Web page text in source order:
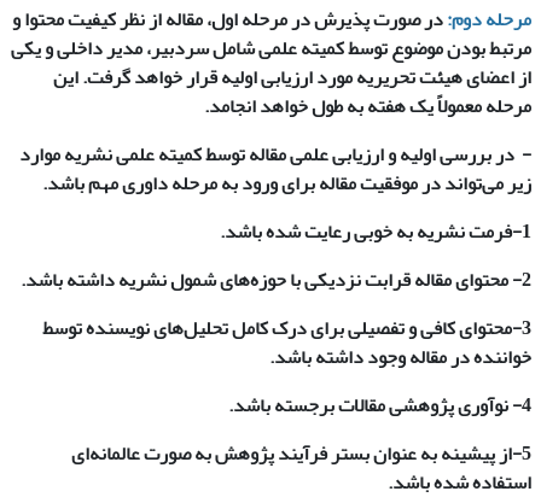
مرحله دوم:در صورت پذیرش در مرحله اول، مقاله از نظر کیفیت محتوا و
مرتبط بودن موضوع توسط کمیته علمی شامل سردبیر، مدیر داخلی و یکی
از اعضای هیئت تحریریه مورد ارزیابی اولیه قرار خواهد گرفت. این
مرحله معمولاً یک هفته به طول خواهد انجامد.
- در بررسی اولیه و ارزیابی علمی مقاله توسط کمیته علمی نشریه موارد
زیر می‌تواند در موفقیت مقاله برای ورود به مرحله داوری مهم باشد.
1-فرمت نشریه به خوبی رعایت شده باشد.
2- محتوای مقاله قرابت نزدیکی با حوزه‌های شمول نشریه داشته باشد.
3-محتوای کافی و تفصیلی برای درک کامل تحلیل‌های نویسنده توسط
خواننده در مقاله وجود داشته باشد.
4- نوآوری پژوهشی مقالات برجسته باشد.
5-از پیشینه به عنوان بستر فرآیند پژوهش به صورت عالمانه‌ای
استفاده شده باشد.